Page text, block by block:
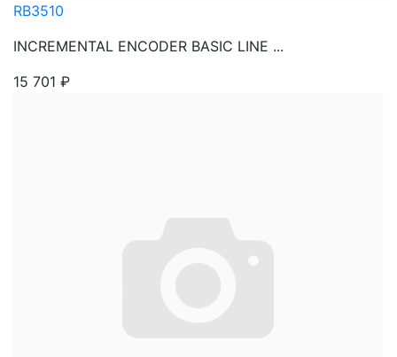
RB3510
INCREMENTAL ENCODER BASIC LINE ...
15 701 ₽